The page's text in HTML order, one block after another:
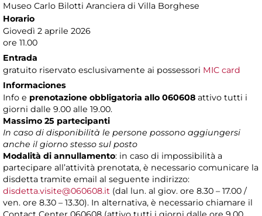
Museo Carlo Bilotti Aranciera di Villa Borghese
Horario
Giovedì 2 aprile 2026
ore 11.00
Entrada
gratuito riservato esclusivamente ai possessori MIC card
Informaciones
Info e prenotazione obbligatoria allo 060608 attivo tutti i
giorni dalle 9.00 alle 19.00.
Massimo 25 partecipanti
In caso di disponibilità le persone possono aggiungersi
anche il giorno stesso sul posto
Modalità di annullamento: in caso di impossibilità a
partecipare all’attività prenotata, è necessario comunicare la
disdetta tramite email al seguente indirizzo:
disdetta.visite@060608.it (dal lun. al giov. ore 8.30 – 17.00 /
ven. ore 8.30 – 13.30). In alternativa, è necessario chiamare il